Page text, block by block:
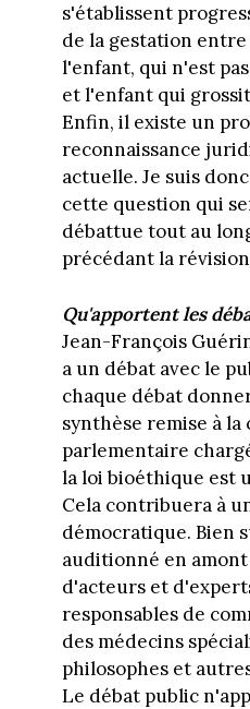
s'établissent
de la gestation
l'enfant, qui n'est
et l'enfant qui
Enfin, il existe un
reconnaissance
actuelle. Je suis
cette question qui
débattue tout au
précédant la
Qu'apportent les
Jean-François
a un débat avec le
chaque débat
synthèse remise à la
parlementaire
la loi bioéthique est
Cela contribuera à
démocratique. Bien
auditionné en
d'acteurs et
responsables de
des médecins
philosophes et
Le débat public